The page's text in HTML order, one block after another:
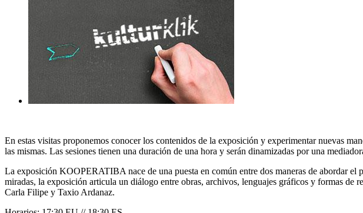
En estas visitas proponemos conocer los contenidos de la exposición y experimentar nuevas
las mismas. Las sesiones tienen una duración de una hora y serán dinamizadas por una
La exposición KOOPERATIBA nace de una puesta en común entre dos maneras de abordar el
miradas, la exposición articula un diálogo entre obras, archivos, lenguajes gráficos y formas
Carla Filipe y Taxio Ardanaz.